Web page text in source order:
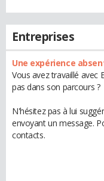
Entreprises
Une expérience
Vous avez travaillé avec
pas dans son parcours ?
N'hésitez pas à lui
envoyant un message.
contacts.